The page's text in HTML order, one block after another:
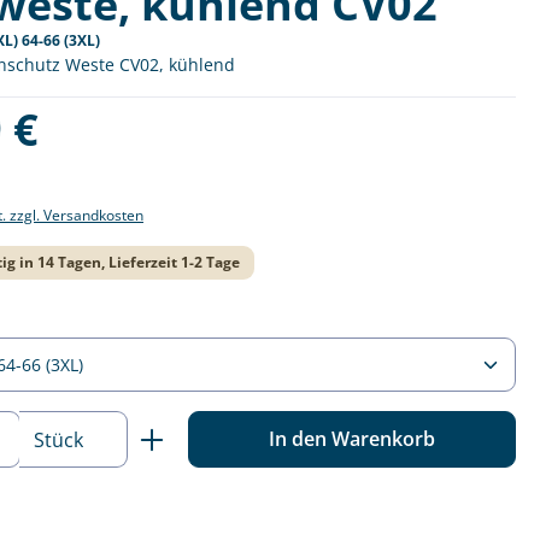
64-66 (3XL)
Weste CV02, kühlend
€
zzgl. Versandkosten
in 14 Tagen, Lieferzeit 1-2 Tage
Anzahl: Gib den gewünschten Wert
Stück In den Warenkorb